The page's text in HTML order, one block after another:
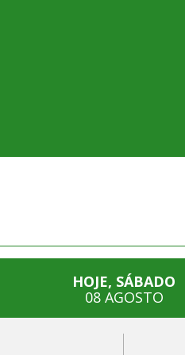
HOJE, SÁBADO
08 AGOSTO